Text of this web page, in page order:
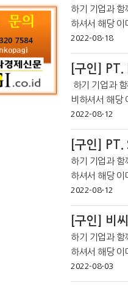
하기 기업과 함
하셔서 해당 이메일로 보내
라인 커뮤니티
2022-08-18
[구인] PT.
하기 기업과
비하셔서 해
2022-08-12
[구인]
하기 기업과 함
하셔서 해당
라인 커뮤니티
m/
2022-08-12
[구인] 비
하기 기업과 함
하셔서 해당
라인 커뮤니티
m/
2022-08-03